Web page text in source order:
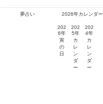
2026年寅の日
おそうじ風水
マインドフルネス
夢占い 2026年カレンダー
202
6年
寅
の
日
202
5年
カ
レ
ン
ダ
ー
202
4年
カ
レ
ン
ダ
ー